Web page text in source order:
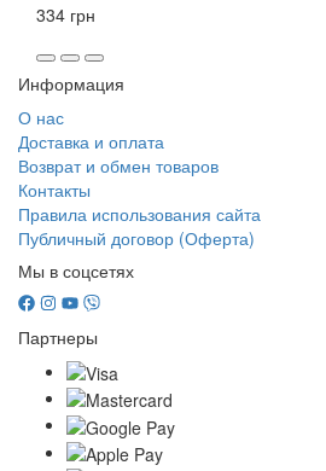
334 грн
Информация
О нас
Доставка и оплата
Возврат и обмен товаров
Контакты
Правила использования сайта
Публичный договор (Оферта)
Мы в соцсетях
Партнеры